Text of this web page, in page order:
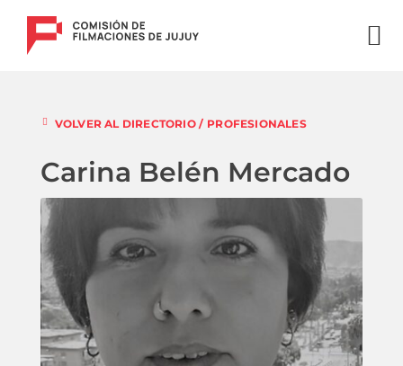
VOLVER AL DIRECTORIO / PROFESIONALES
Carina Belén Mercado